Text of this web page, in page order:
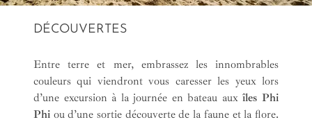
DÉCOUVERTES
Entre terre et mer, embrassez les innombrables
couleurs qui viendront vous caresser les yeux lors
d’une excursion à la journée en bateau auxîles Phi
Phi ou d’une sortie découverte de la faune et la flore.